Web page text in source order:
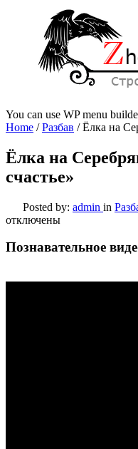
You can use WP menu
Home /Разбав /Ёлка на
Ёлка на
счастье»
Posted by: admin in
отключены
Познавательное